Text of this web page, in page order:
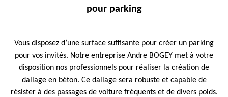
pour parking
Vous disposez d’une surface suffisante pour créer un parking
pour vos invités. Notre entreprise Andre BOGEY met à votre
disposition nos professionnels pour réaliser la création de
dallage en béton. Ce dallage sera robuste et capable de
résister à des passages de voiture fréquents et de divers poids.